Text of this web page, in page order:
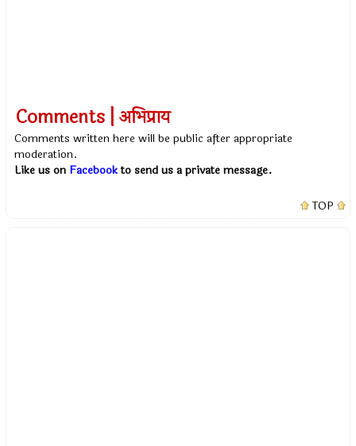
Comments | अभिप्राय
Comments written here will be public after appropriate
moderation.
Like us on Facebookto send us a private message.
TOP